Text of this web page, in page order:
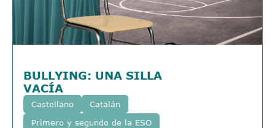
BULLYING: UNA SILLA
VACÍA
Castellano
Catalán
Primero y segundo de la ESO